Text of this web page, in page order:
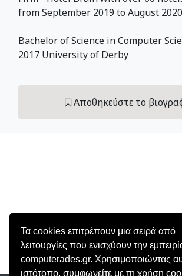
Τα cookies επιτρέπουν μια σειρά από
λειτουργίες που ενισχύουν την
computerades.gr. Χρησιμοποιώντας
ιστότοπο, συμφωνείτε με τη χρήση
from September 2019 to August 2020
Bachelor of Science in Computer
2017 University of Derby
Αποθηκεύστε το